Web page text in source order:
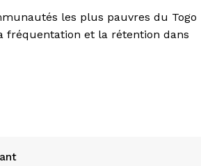
les plus pauvres du Togo
fréquentation et la rétention dans